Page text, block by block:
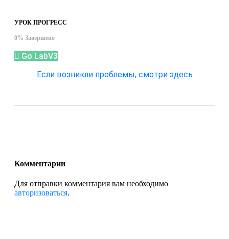
УРОК ПРОГРЕСС
0% Завершено
Go LabV3
Если возникли проблемы, смотри здесь
Комментарии
Для отправки комментария вам необходимо
авторизоваться.